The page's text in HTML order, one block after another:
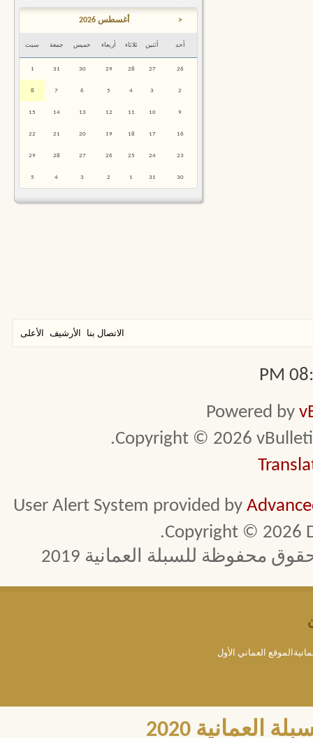
< أغسطس 2026
أحد أثنين ثلاثاء أربعاء خميس جمعة سبت
26
27
28
29
30
31
1
2
3
4
5
6
7
8
9
10
11
12
13
14
15
16
17
18
19
20
21
22
23
24
25
26
27
28
29
30
31
1
2
3
4
5
الاتصال بنا الأرشيف الأعلى
Powered by
Copyright © 2026
User Alert System provided by
Copyright © 2026
محفوظة للسبلة العمانية 2019
العماني الأول
2020